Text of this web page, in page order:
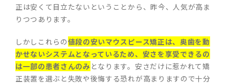
正は安くて目立たないということから、昨今、人気が高ま
りつつあります。
しかしこれらの値段の安いマウスピース矯正は、奥歯を動
かせないシステムとなっているため、安さを享受できるの
は一部の患者さんのみ となります。安さだけに惹かれて矯
正装置を選ぶと失敗や後悔する恐れが高まりますので十分